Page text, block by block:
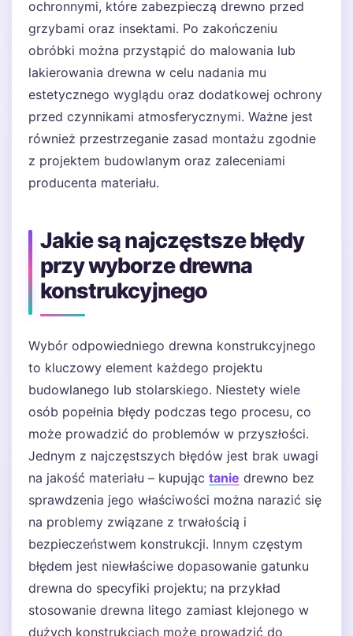
ochronnymi, które zabezpieczą drewno przed
grzybami oraz insektami. Po zakończeniu
obróbki można przystąpić do malowania lub
lakierowania drewna w celu nadania mu
estetycznego wyglądu oraz dodatkowej ochrony
przed czynnikami atmosferycznymi. Ważne jest
również przestrzeganie zasad montażu zgodnie
z projektem budowlanym oraz zaleceniami
producenta materiału.
Jakie są najczęstsze błędy
przy wyborze drewna
konstrukcyjnego
Wybór odpowiedniego drewna konstrukcyjnego
to kluczowy element każdego projektu
budowlanego lub stolarskiego. Niestety wiele
osób popełnia błędy podczas tego procesu, co
może prowadzić do problemów w przyszłości.
Jednym z najczęstszych błędów jest brak uwagi
na jakość materiału – kupując tanie drewno bez
sprawdzenia jego właściwości można narazić się
na problemy związane z trwałością i
bezpieczeństwem konstrukcji. Innym częstym
błędem jest niewłaściwe dopasowanie gatunku
drewna do specyfiki projektu; na przykład
stosowanie drewna litego zamiast klejonego w
dużych konstrukcjach może prowadzić do